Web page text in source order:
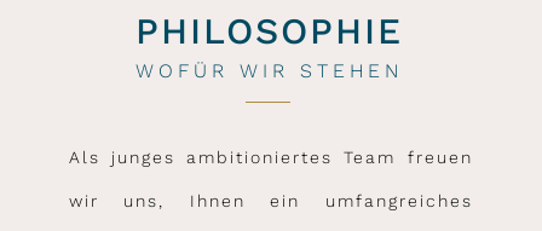
WOFÜR WIR STEHEN
PHILOSOPHIE
Als junges ambitioniertes Team freuen
wir uns, Ihnen ein umfangreiches